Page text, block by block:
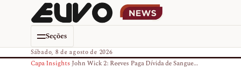
Seções
Sábado, 8 de agosto de 2026
Capa›Insights›John Wick 2: Reeves Paga Dívida de Sangue...